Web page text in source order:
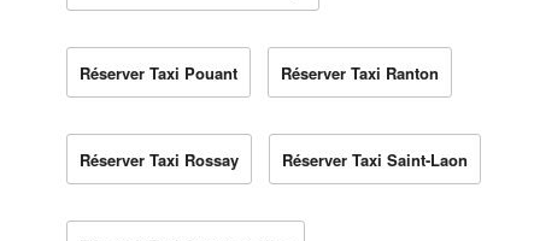
Réserver Taxi Pouant Réserver Taxi Ranton
Réserver Taxi Rossay Réserver Taxi Saint-Laon